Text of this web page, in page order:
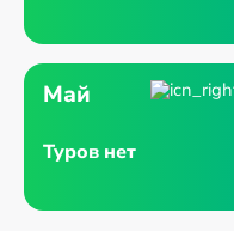
Май
Туров нет